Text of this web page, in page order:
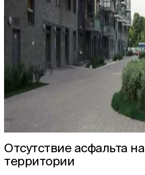
Отсутствие асфальта на
территории